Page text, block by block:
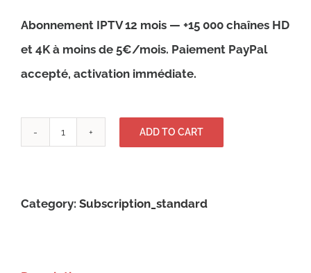
customer
Abonnement IPTV 12 mois — +15 000 chaînes HD
et 4K à moins de 5€/mois. Paiement PayPal
accepté, activation immédiate.
Abonnement
mois
ADD TO CART
Category: Subscription_standard